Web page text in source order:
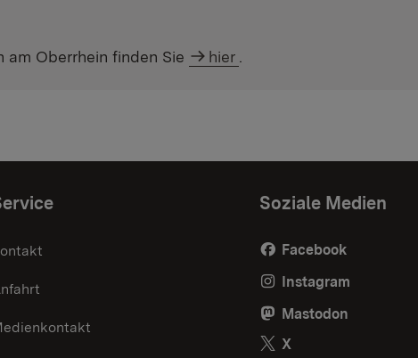
Oberrhein finden Sie hier
Soziale Medien
Facebook
Instagram
Mastodon
X